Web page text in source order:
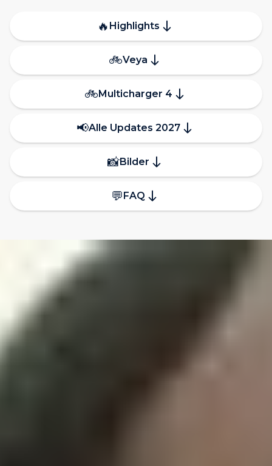
🔥 Highlights
🚲Veya
🚲Multicharger 4
📢Alle Updates 2027
📸Bilder
💬FAQ